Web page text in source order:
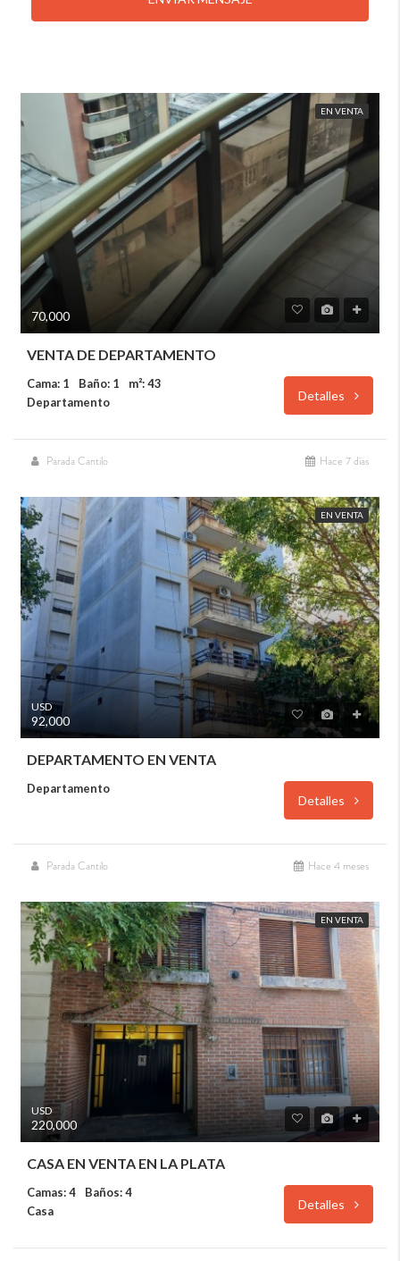
EN VENTA
70,000
VENTA DE DEPARTAMENTO
Cama: 1 Baño: 1
m²: 43
Departamento
Detalles
Parada Cantilo Hace 7 días
EN VENTA
USD
92,000
DEPARTAMENTO EN VENTA
Departamento
Detalles
Parada Cantilo Hace 4 meses
EN VENTA
USD
220,000
CASA EN VENTA EN LA PLATA
Camas: 4
Baños: 4
Casa
Detalles